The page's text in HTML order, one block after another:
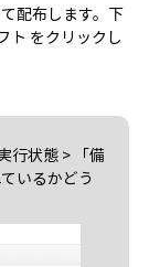
配布します。下
ト をクリックし
行状態 > 「備
いるかどう